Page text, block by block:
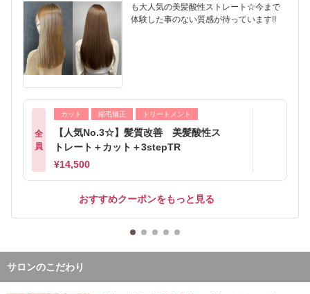
も大人気の美髪酸性ストレート☆今まで
体験した事のない質感が待っています!!
全
員
カット 縮毛矯正 トリートメント
【人気No.3☆】髪質改善 美髪酸性ス
トレート＋カット＋3stepTR
¥14,500
おすすめクーポンをもっと見る
サロンのこだわり